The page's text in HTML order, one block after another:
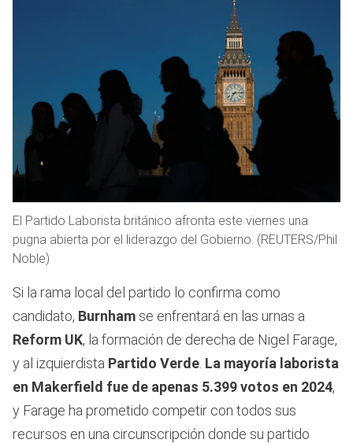
El Partido Laborista británico afronta este viernes una
pugna abierta por el liderazgo del Gobierno. (REUTERS/Phil
Noble)
Si la rama local del partido lo confirma como
candidato, Burnham se enfrentará en las urnas a
Reform UK, la formación de derecha de Nigel Farage,
y al izquierdista Partido Verde La mayoría laborista
en Makerfield fue de apenas 5.399 votos en 2024,
y Farage ha prometido competir con todos sus
recursos en una circunscripción donde su partido